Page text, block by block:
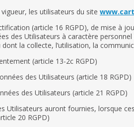
les utilisateurs du site
(article 16 RGPD), de mise à
des Utilisateurs à caractère
la collecte, l’utilisation, la
(article 13-2c RGPD)
des Utilisateurs (article 18 RGPD)
des Utilisateurs (article 21 RGPD)
Utilisateurs auront fournies, lorsque
20 RGPD)